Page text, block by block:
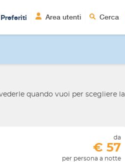
Preferiti Area utenti Cerca
quando vuoi per scegliere la
da
€ 57
per persona a notte